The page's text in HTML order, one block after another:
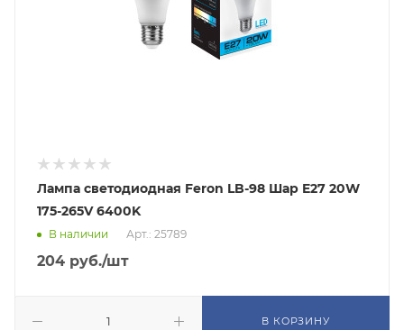
Лампа светодиодная Feron LB-98 Шар E27 20W
175-265V 6400K
В наличии Арт.: 25789
204 руб./шт
В КОРЗИНУ